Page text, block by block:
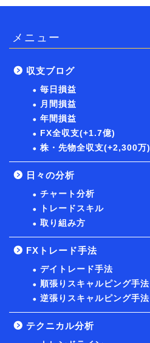
メニュー
収支ブログ
毎日損益
月間損益
年間損益
FX全収支(+1.7億)
株・先物全収支(+2,300万)
日々の分析
チャート分析
トレードスキル
取り組み方
FXトレード手法
デイトレード手法
順張りスキャルピング手法
逆張りスキャルピング手法
テクニカル分析